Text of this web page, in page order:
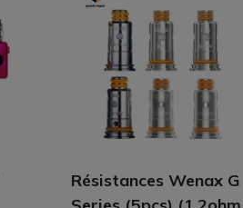
Résistances Wenax G